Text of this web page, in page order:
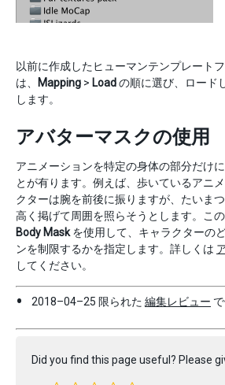
以前に作成したヒューマンテンプレート
は、
Mapping > Loadの順に選び、ロード
します。
アバターマスクの使用
アニメーションを特定の身体の部分だけ
とが有ります。例えば、歩いているアニ
クターは腕を前後に振りますが、たいま
高く掲げて周囲を照らそうとします。こ
Body Maskを使用して、キャラクターの
ンを制限するかを指定します。詳しくは
してください。
2018–04–25 限られた 編集レビュー
Did you find this page useful? Please